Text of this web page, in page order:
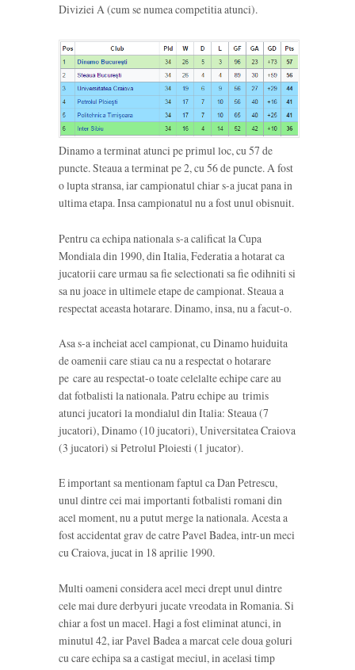
Diviziei A (cum se numea competitia atunci).
Dinamo a terminat atunci pe primul loc, cu 57 de
puncte. Steaua a terminat pe 2, cu 56 de puncte. A fost
o lupta stransa, iar campionatul chiar s-a jucat pana in
ultima etapa. Insa campionatul nu a fost unul obisnuit.
Pentru ca echipa nationala s-a calificat la Cupa
Mondiala din 1990, din Italia, Federatia a hotarat ca
jucatorii care urmau sa fie selectionati sa fie odihniti si
sa nu joace in ultimele etape de campionat. Steaua a
respectat aceasta hotarare. Dinamo, insa, nu a facut-o.
Asa s-a incheiat acel campionat, cu Dinamo huiduita
de oamenii care stiau ca nu a respectat o hotarare
pe care au respectat-o toate celelalte echipe care au
dat fotbalisti la nationala. Patru echipe au trimis
atunci jucatori la mondialul din Italia: Steaua (7
jucatori), Dinamo (10 jucatori), Universitatea Craiova
(3 jucatori) si Petrolul Ploiesti (1 jucator).
E important sa mentionam faptul ca Dan Petrescu,
unul dintre cei mai importanti fotbalisti romani din
acel moment, nu a putut merge la nationala. Acesta a
fost accidentat grav de catre Pavel Badea, intr-un meci
cu Craiova, jucat in 18 aprilie 1990.
Multi oameni considera acel meci drept unul dintre
cele mai dure derbyuri jucate vreodata in Romania. Si
chiar a fost un macel. Hagi a fost eliminat atunci, in
minutul 42, iar Pavel Badea a marcat cele doua goluri
cu care echipa sa a castigat meciul, in acelasi timp